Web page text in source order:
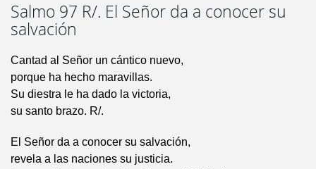
Salmo 97 R/. El Señor da a conocer su
salvación
Cantad al Señor un cántico nuevo,
porque ha hecho maravillas.
Su diestra le ha dado la victoria,
su santo brazo. R/.
El Señor da a conocer su salvación,
revela a las naciones su justicia.